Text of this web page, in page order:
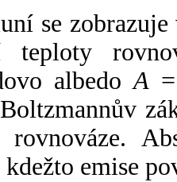
se
teploty
albedoA
rovnováze.
emise